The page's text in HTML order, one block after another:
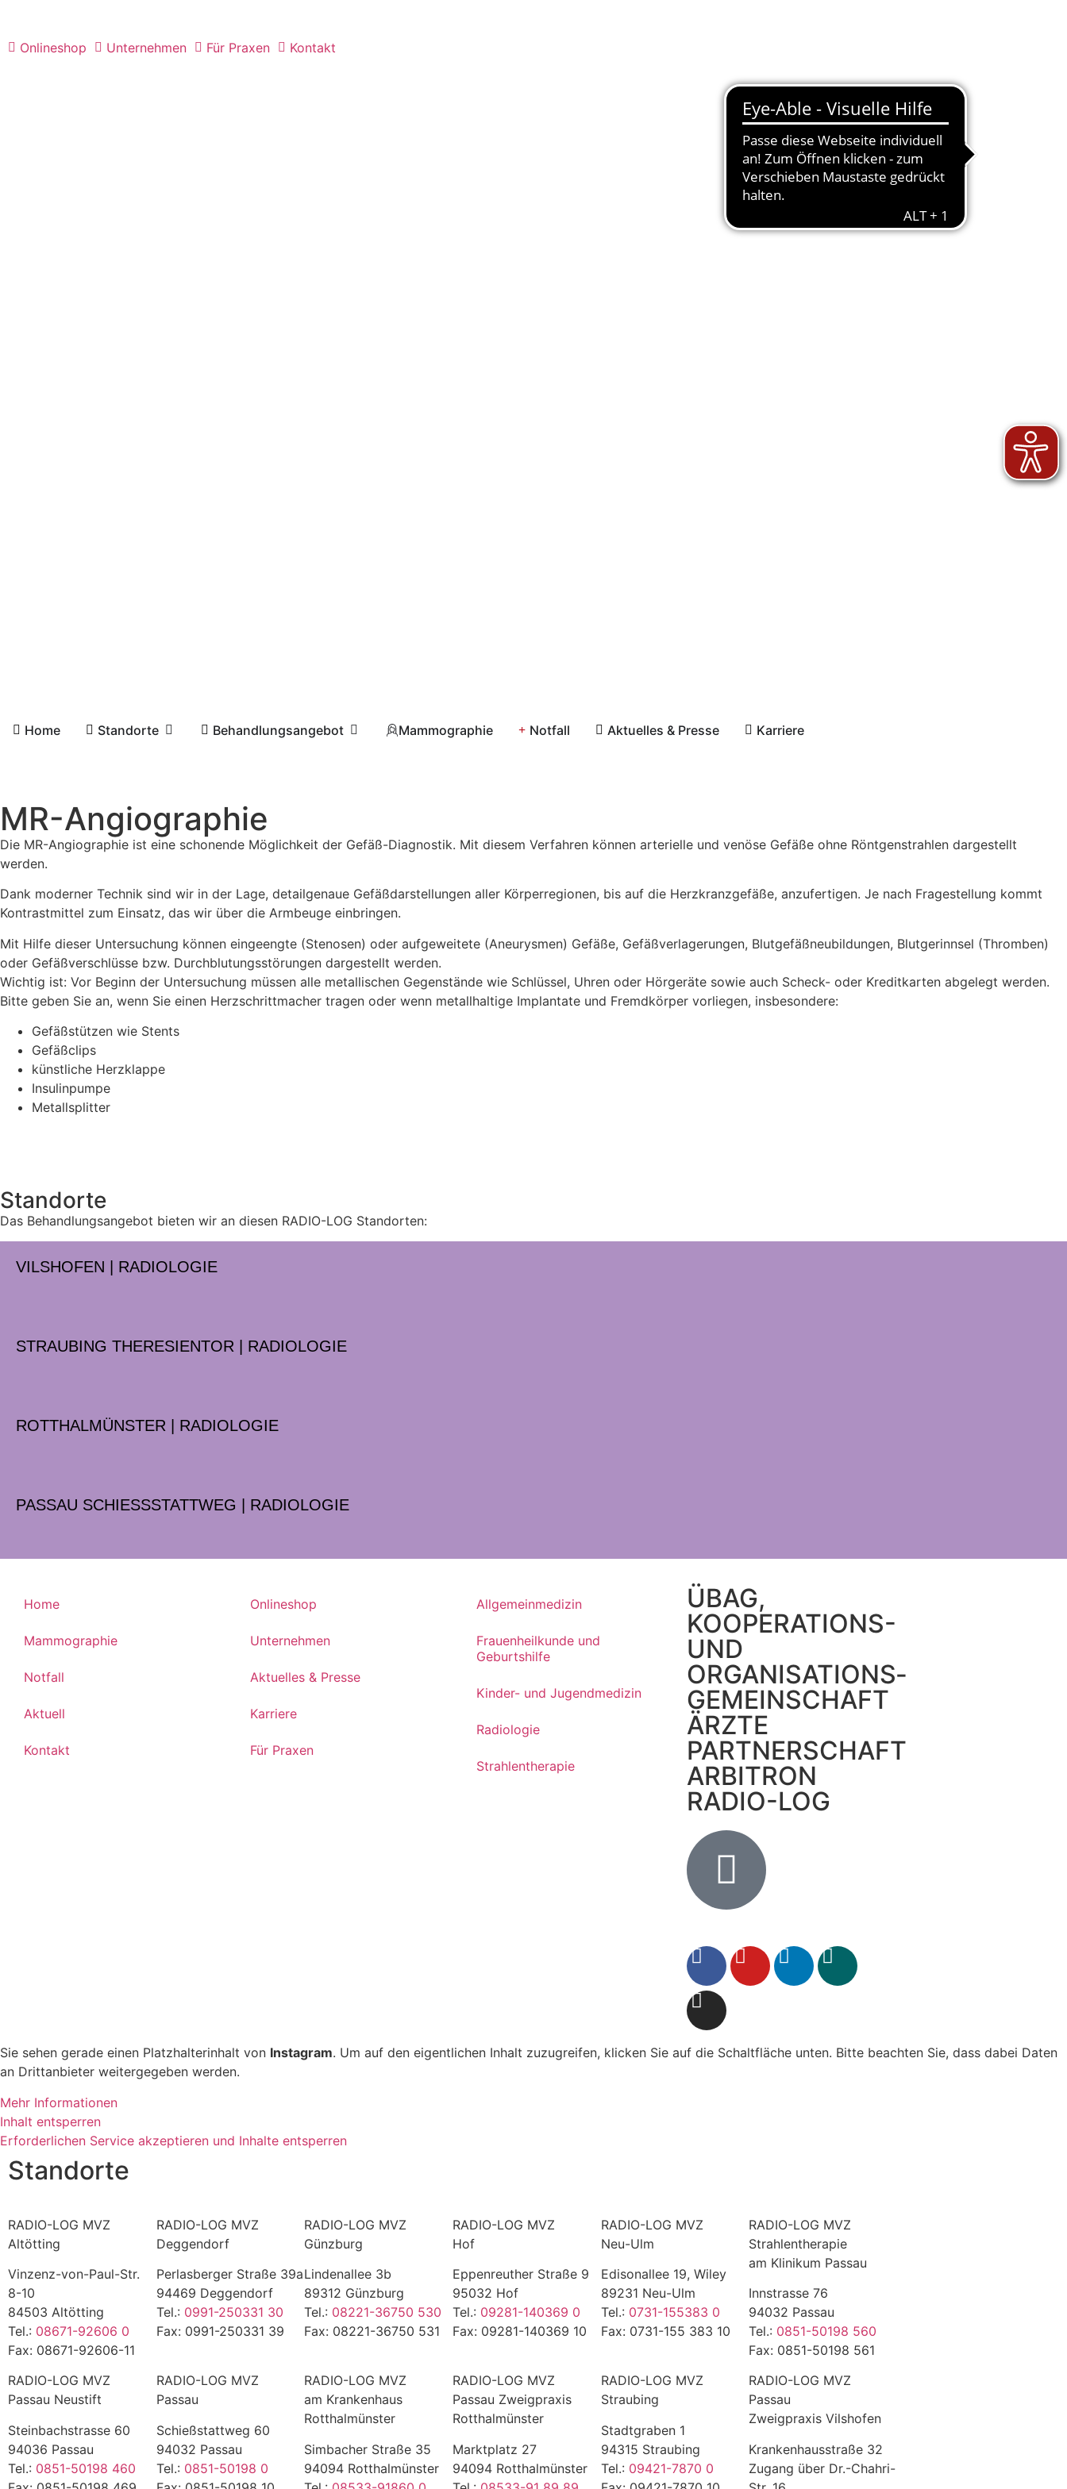
Onlineshop Unternehmen Für Praxen Kontakt
Home Standorte Behandlungsangebot Mammographie Notfall Aktuelles & Presse Karriere
MR-Angiographie
Die MR-Angiographie ist eine schonende Möglichkeit der Gefäß-Diagnostik. Mit diesem Verfahren können arterielle und venöse Gefäße ohne Röntgenstrahlen dargestellt
werden.
Dank moderner Technik sind wir in der Lage, detailgenaue Gefäßdarstellungen aller Körperregionen, bis auf die Herzkranzgefäße, anzufertigen. Je nach Fragestellung kommt
Kontrastmittel zum Einsatz, das wir über die Armbeuge einbringen.
Mit Hilfe dieser Untersuchung können eingeengte (Stenosen) oder aufgeweitete (Aneurysmen) Gefäße, Gefäßverlagerungen, Blutgefäßneubildungen, Blutgerinnsel (Thromben)
oder Gefäßverschlüsse bzw. Durchblutungsstörungen dargestellt werden.
Wichtig ist: Vor Beginn der Untersuchung müssen alle metallischen Gegenstände wie Schlüssel, Uhren oder Hörgeräte sowie auch Scheck- oder Kreditkarten abgelegt werden.
Bitte geben Sie an, wenn Sie einen Herzschrittmacher tragen oder wenn metallhaltige Implantate und Fremdkörper vorliegen, insbesondere:
Gefäßstützen wie Stents
Gefäßclips
künstliche Herzklappe
Insulinpumpe
Metallsplitter
Standorte
Das Behandlungsangebot bieten wir an diesen RADIO-LOG Standorten:
VILSHOFEN | RADIOLOGIE
STRAUBING THERESIENTOR | RADIOLOGIE
ROTTHALMÜNSTER | RADIOLOGIE
PASSAU SCHIESSSTATTWEG | RADIOLOGIE
Home
Mammographie
Notfall
Aktuell
Kontakt
Onlineshop
Unternehmen
Aktuelles & Presse
Karriere
Für Praxen
Allgemeinmedizin
Frauenheilkunde und
Geburtshilfe
Kinder- und Jugendmedizin
Radiologie
Strahlentherapie
ÜBAG,
KOOPERATIONS-
UND
ORGANISATIONS­
GEMEINSCHAFT
ÄRZTE
PARTNERSCHAFT
ARBITRON
RADIO-LOG
Sie sehen gerade einen Platzhalterinhalt von Instagram. Um auf den eigentlichen Inhalt zuzugreifen, klicken Sie auf die Schaltfläche unten. Bitte beachten Sie, dass dabei Daten
an Drittanbieter weitergegeben werden.
Mehr Informationen
Inhalt entsperren
Erforderlichen Service akzeptieren und Inhalte entsperren
Standorte
RADIO-LOG MVZ
Altötting
Vinzenz-von-Paul-Str.
8-10
84503 Altötting
Tel.: 08671-92606 0
Fax: 08671-92606-11
RADIO-LOG MVZ
Deggendorf
Perlasberger Straße 39a
94469 Deggendorf
Tel.: 0991-250331 30
Fax: 0991-250331 39
RADIO-LOG MVZ
Günzburg
Lindenallee 3b
89312 Günzburg
Tel.: 08221-36750 530
Fax: 08221-36750 531
RADIO-LOG MVZ
Hof
Eppenreuther Straße 9
95032 Hof
Tel.: 09281-140369 0
Fax: 09281-140369 10
RADIO-LOG MVZ
Neu-Ulm
Edisonallee 19, Wiley
89231 Neu-Ulm
Tel.: 0731-155383 0
Fax: 0731-155 383 10
RADIO-LOG MVZ
Strahlentherapie
am Klinikum Passau
Innstrasse 76
94032 Passau
Tel.: 0851-50198 560
Fax: 0851-50198 561
RADIO-LOG MVZ
Passau Neustift
Steinbachstrasse 60
94036 Passau
Tel.: 0851-50198 460
RADIO-LOG MVZ
Passau
Schießstattweg 60
94032 Passau
Tel.: 0851-50198 0
RADIO-LOG MVZ
am Krankenhaus
Rotthalmünster
Simbacher Straße 35
94094 Rotthalmünster
RADIO-LOG MVZ
Passau Zweigpraxis
Rotthalmünster
Marktplatz 27
94094 Rotthalmünster
RADIO-LOG MVZ
Straubing
Stadtgraben 1
94315 Straubing
Tel.: 09421-7870 0
RADIO-LOG MVZ
Passau
Zweigpraxis Vilshofen
Krankenhausstraße 32
Zugang über Dr.-Chahri-